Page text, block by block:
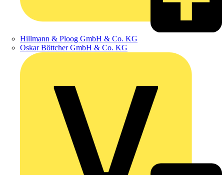
Hillmann & Ploog GmbH & Co. KG
Oskar Böttcher GmbH & Co. KG